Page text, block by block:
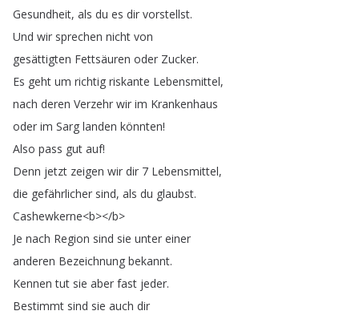
Gesundheit, als du es dir vorstellst.
Und wir sprechen nicht von
gesättigten Fettsäuren oder Zucker.
Es geht um richtig riskante Lebensmittel,
nach deren Verzehr wir im Krankenhaus
oder im Sarg landen könnten!
Also pass gut auf!
Denn jetzt zeigen wir dir 7 Lebensmittel,
die gefährlicher sind, als du glaubst.
Cashewkerne<b></b>
Je nach Region sind sie unter einer
anderen Bezeichnung bekannt.
Kennen tut sie aber fast jeder.
Bestimmt sind sie auch dir